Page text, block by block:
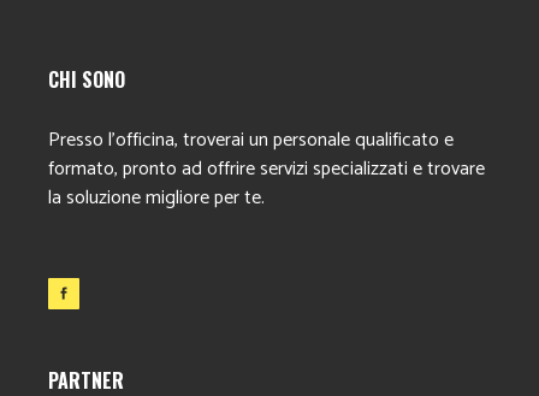
CHI SONO
Presso l’officina, troverai un personale qualificato e
formato, pronto ad offrire servizi specializzati e trovare
la soluzione migliore per te.
PARTNER